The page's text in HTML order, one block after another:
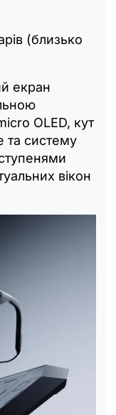
(близько
екран
OLED, кут
та систему
вікон